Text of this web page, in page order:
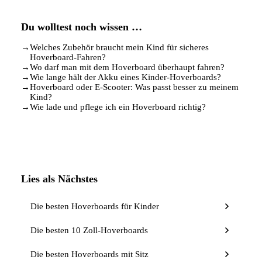
Du wolltest noch wissen …
→Welches Zubehör braucht mein Kind für sicheres
Hoverboard-Fahren?
→Wo darf man mit dem Hoverboard überhaupt fahren?
→Wie lange hält der Akku eines Kinder-Hoverboards?
→Hoverboard oder E-Scooter: Was passt besser zu meinem
Kind?
→Wie lade und pflege ich ein Hoverboard richtig?
Lies als Nächstes
Die besten Hoverboards für Kinder
Die besten 10 Zoll-Hoverboards
Die besten Hoverboards mit Sitz